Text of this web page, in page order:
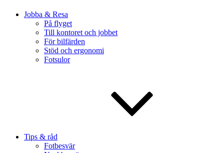
Jobba & Resa
På flyget
Till kontoret och jobbet
För bilfärden
Stöd och ergonomi
Fotsulor
Tips & råd
Fotbesvär